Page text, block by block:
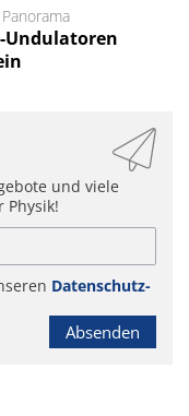
Panorama
Undulatoren
und viele
Physik!
Datenschutz-
Absenden